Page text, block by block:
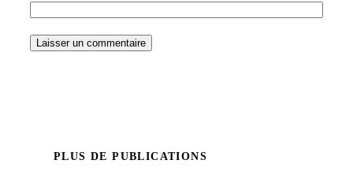
PLUS DE PUBLICATIONS